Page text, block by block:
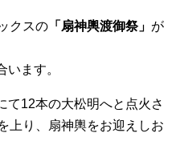
クスの 「扇神輿渡御祭」 が
ます。
て12本の大松明へと点火さ
上り、扇神輿をお迎えしお